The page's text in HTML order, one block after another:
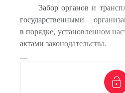
Забор органов и
государственными
в порядке, установленном
актами законодательства.
....